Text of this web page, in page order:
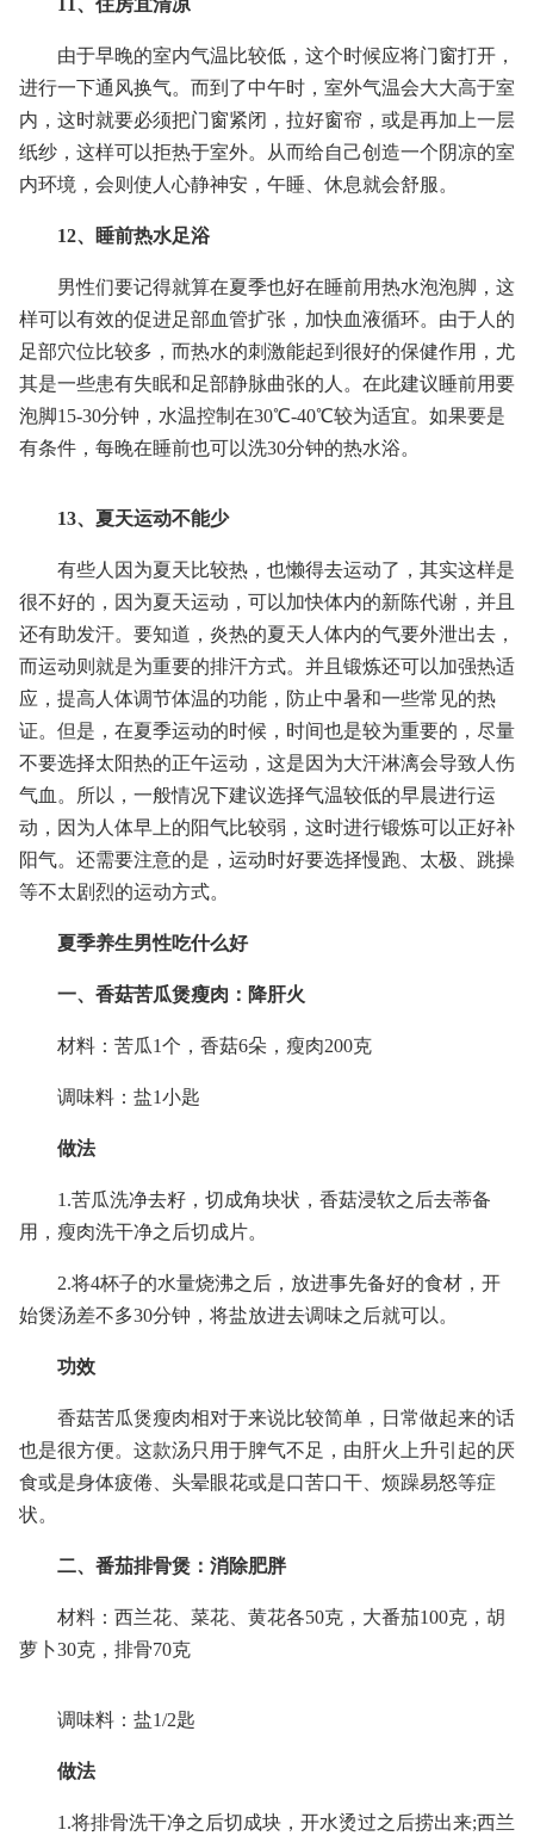
11、住房宜清凉
由于早晚的室内气温比较低，这个时候应将门窗打开，
进行一下通风换气。而到了中午时，室外气温会大大高于室
内，这时就要必须把门窗紧闭，拉好窗帘，或是再加上一层
纸纱，这样可以拒热于室外。从而给自己创造一个阴凉的室
内环境，会则使人心静神安，午睡、休息就会舒服。
12、睡前热水足浴
男性们要记得就算在夏季也好在睡前用热水泡泡脚，这
样可以有效的促进足部血管扩张，加快血液循环。由于人的
足部穴位比较多，而热水的刺激能起到很好的保健作用，尤
其是一些患有失眠和足部静脉曲张的人。在此建议睡前用要
泡脚15-30分钟，水温控制在30℃-40℃较为适宜。如果要是
有条件，每晚在睡前也可以洗30分钟的热水浴。
13、夏天运动不能少
有些人因为夏天比较热，也懒得去运动了，其实这样是
很不好的，因为夏天运动，可以加快体内的新陈代谢，并且
还有助发汗。要知道，炎热的夏天人体内的气要外泄出去，
而运动则就是为重要的排汗方式。并且锻炼还可以加强热适
应，提高人体调节体温的功能，防止中暑和一些常见的热
证。但是，在夏季运动的时候，时间也是较为重要的，尽量
不要选择太阳热的正午运动，这是因为大汗淋漓会导致人伤
气血。所以，一般情况下建议选择气温较低的早晨进行运
动，因为人体早上的阳气比较弱，这时进行锻炼可以正好补
阳气。还需要注意的是，运动时好要选择慢跑、太极、跳操
等不太剧烈的运动方式。
夏季养生男性吃什么好
一、香菇苦瓜煲瘦肉：降肝火
材料：苦瓜1个，香菇6朵，瘦肉200克
调味料：盐1小匙
做法
1.苦瓜洗净去籽，切成角块状，香菇浸软之后去蒂备
用，瘦肉洗干净之后切成片。
2.将4杯子的水量烧沸之后，放进事先备好的食材，开
始煲汤差不多30分钟，将盐放进去调味之后就可以。
功效
香菇苦瓜煲瘦肉相对于来说比较简单，日常做起来的话
也是很方便。这款汤只用于脾气不足，由肝火上升引起的厌
食或是身体疲倦、头晕眼花或是口苦口干、烦躁易怒等症
状。
二、番茄排骨煲：消除肥胖
材料：西兰花、菜花、黄花各50克，大番茄100克，胡
萝卜30克，排骨70克
调味料：盐1/2匙
做法
1.将排骨洗干净之后切成块，开水烫过之后捞出来;西兰